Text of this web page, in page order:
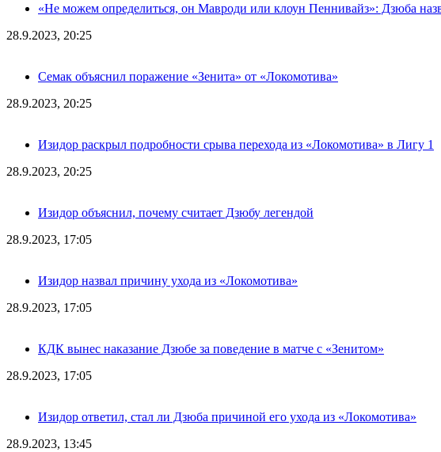
«Не можем определиться, он Мавроди или клоун Пеннивайз»: Дзюба
28.9.2023, 20:25
Семак объяснил поражение «Зенита» от «Локомотива»
28.9.2023, 20:25
Изидор раскрыл подробности срыва перехода из «Локомотива» в Лигу 1
28.9.2023, 20:25
Изидор объяснил, почему считает Дзюбу легендой
28.9.2023, 17:05
Изидор назвал причину ухода из «Локомотива»
28.9.2023, 17:05
КДК вынес наказание Дзюбе за поведение в матче с «Зенитом»
28.9.2023, 17:05
Изидор ответил, стал ли Дзюба причиной его ухода из «Локомотива»
28.9.2023, 13:45